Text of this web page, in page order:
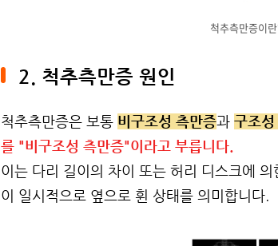
척추측만증이
2. 척추측만증 원인
척추측만증은 보통 비구조성 측만증과 구조
를 "비구조성 측만증"이라고 부릅니다.
이는 다리 길이의 차이 또는 허리 디스크에
이 일시적으로 옆으로 휜 상태를 의미합니다.